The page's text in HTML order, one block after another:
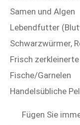
Samen und Algen
Lebendfutter
Schwarzwürmer,
Frisch
Fische/Garnelen
Handelsübliche
Fügen Sie